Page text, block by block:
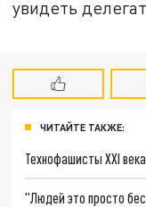
увидеть
ЧИТАЙТЕ ТАКЖЕ:
Технофашисты XXI века
"Людей это просто